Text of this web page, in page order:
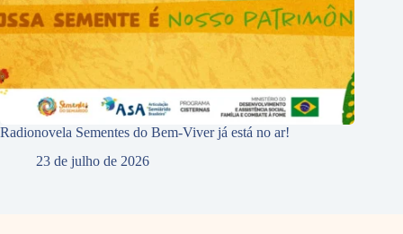
Radionovela Sementes do Bem-Viver já está no ar!
23 de julho de 2026